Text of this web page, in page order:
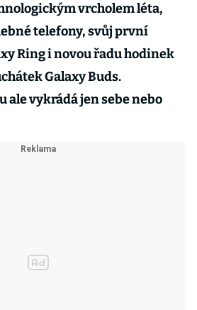
vrcholem léta,
telefony, svůj první
Ring i novou řadu hodinek
Galaxy Buds.
ale vykrádá jen sebe nebo